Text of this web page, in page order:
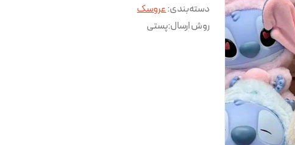
دسته‌بندی:عروسک
روش ارسال:پستی